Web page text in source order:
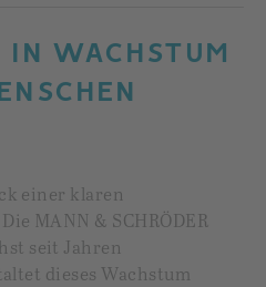
IN WACHSTUM
einer klaren
MANN & SCHRÖDER
seit Jahren
dieses Wachstum